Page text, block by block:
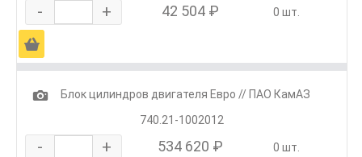
- + 42 504 ₽ 0 шт.
Ä
1
Блок цилиндров двигателя Евро // ПАО КамАЗ
740.21-1002012
- + 534 620 ₽ 0 шт.